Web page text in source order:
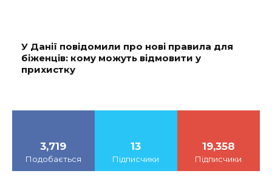
У Данії повідомили про нові правила для
біженців: кому можуть відмовити у
прихистку
3,719
Подобається
13
Підписчики
19,358
Підписчики